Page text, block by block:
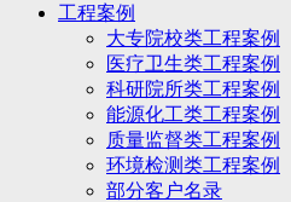
工程案例
大专院校类工程案例
医疗卫生类工程案例
科研院所类工程案例
能源化工类工程案例
质量监督类工程案例
环境检测类工程案例
部分客户名录